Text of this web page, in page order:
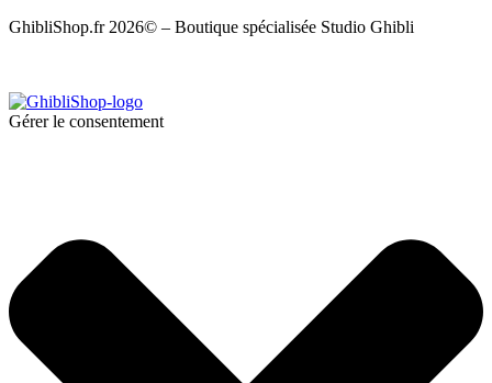
GhibliShop.fr 2026© – Boutique spécialisée Studio Ghibli
Gérer le consentement